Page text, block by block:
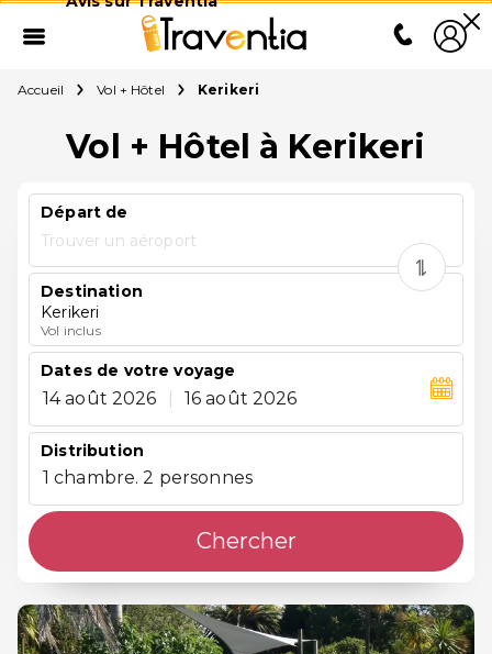
Accueil Vol + Hôtel Kerikeri
Vol + Hôtel à Kerikeri
Départ de
Trouver un aéroport
Destination
Kerikeri
Vol inclus
Dates de votre voyage
14 août 2026 16 août 2026
Distribution
1 chambre. 2 personnes
Chercher